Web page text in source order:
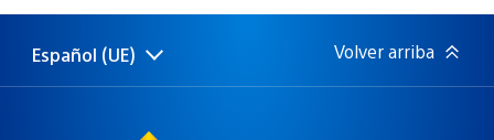
publicación:
Selecciona
una
Región
actual:
Español (UE) Volver arriba